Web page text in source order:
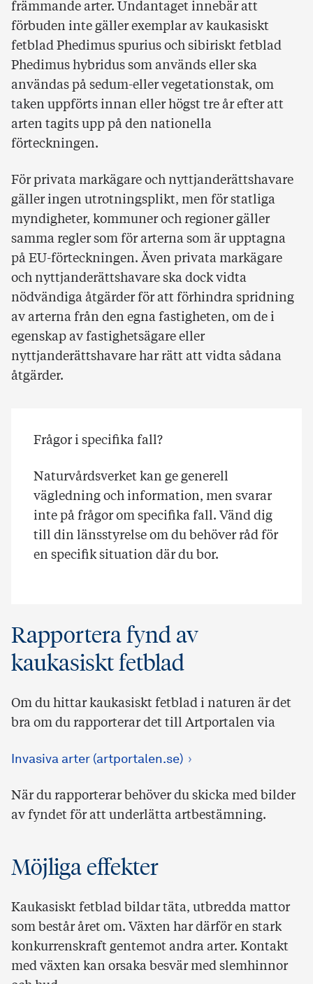
främmande arter. Undantaget innebär att
förbuden inte gäller exemplar av kaukasiskt
fetblad Phedimus spurius och sibiriskt fetblad
Phedimus hybridus som används eller ska
användas på sedum-eller vegetationstak, om
taken uppförts innan eller högst tre år efter att
arten tagits upp på den nationella
förteckningen.
För privata markägare och nyttjanderättshavare
gäller ingen utrotningsplikt, men för statliga
myndigheter, kommuner och regioner gäller
samma regler som för arterna som är upptagna
på EU-förteckningen. Även privata markägare
och nyttjanderättshavare ska dock vidta
nödvändiga åtgärder för att förhindra spridning
av arterna från den egna fastigheten, om de i
egenskap av fastighetsägare eller
nyttjanderättshavare har rätt att vidta sådana
åtgärder.
Frågor i specifika fall?
Naturvårdsverket kan ge generell
vägledning och information, men svarar
inte på frågor om specifika fall. Vänd dig
till din länsstyrelse om du behöver råd för
en specifik situation där du bor.
Rapportera fynd av
kaukasiskt fetblad
Om du hittar kaukasiskt fetblad i naturen är det
bra om du rapporterar det till Artportalen via
Invasiva arter (artportalen.se)
När du rapporterar behöver du skicka med bilder
av fyndet för att underlätta artbestämning.
Möjliga effekter
Kaukasiskt fetblad bildar täta, utbredda mattor
som består året om. Växten har därför en stark
konkurrenskraft gentemot andra arter. Kontakt
med växten kan orsaka besvär med slemhinnor